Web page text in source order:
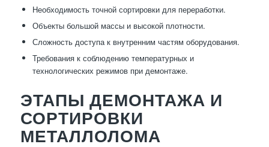
Необходимость точной сортировки для переработки.
Объекты большой массы и высокой плотности.
Сложность доступа к внутренним частям оборудования.
Требования к соблюдению температурных и
технологических режимов при демонтаже.
ЭТАПЫ ДЕМОНТАЖА И
СОРТИРОВКИ
МЕТАЛЛОЛОМА